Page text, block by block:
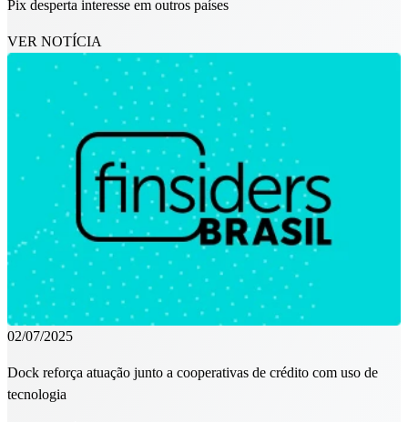
Pix desperta interesse em outros países
VER NOTÍCIA
02/07/2025
Dock reforça atuação junto a cooperativas de crédito com uso de
tecnologia